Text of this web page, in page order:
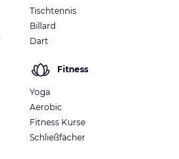
Tischtennis
Billard
Dart
Fitness
Yoga
Aerobic
Fitness Kurse
Schließfächer